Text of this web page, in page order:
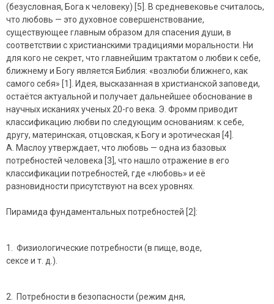
(безусловная, Бога к человеку) [5]. В средневековье считалось,
что любовь — это духовное совершенствование,
существующее главным образом для спасения души, в
соответствии с христианскими традициями моральности. Ни
для кого не секрет, что главнейшим трактатом о любви к себе,
ближнему и Богу является Библия: «возлюби ближнего, как
самого себя» [1]. Идея, высказанная в христианской заповеди,
остаётся актуальной и получает дальнейшее обоснование в
научных исканиях ученых 20-го века. Э. Фромм приводит
классификацию любви по следующим основаниям: к себе,
другу, материнская, отцовская, к Богу и эротическая [4].
А. Маслоу утверждает, что любовь — одна из базовых
потребностей человека [3], что нашло отражение в его
классификации потребностей, где «любовь» и её
разновидности присутствуют на всех уровнях.
Пирамида фундаментальных потребностей [2]:
1. Физиологические потребности (в пище, воде,
сексе и т. д.).
2. Потребности в безопасности (режим дня,